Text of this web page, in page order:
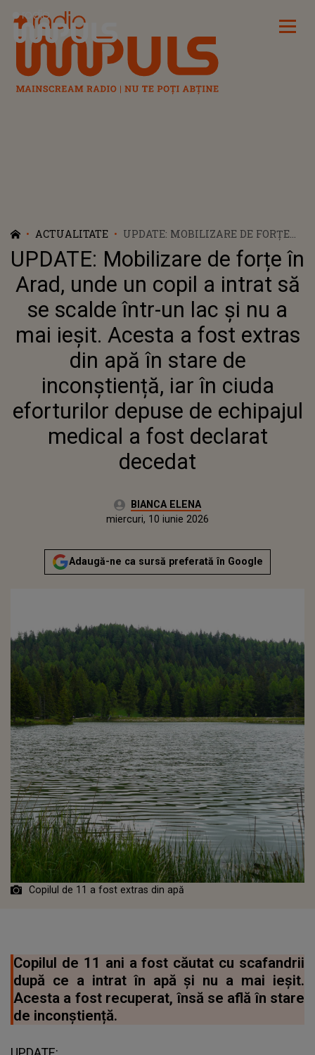
Radio Impuls
ACTUALITATE
UPDATE: MOBILIZARE DE FORȚE
ÎN ARAD, UNDE UN COPIL A
INTRAT SĂ SE SCALDE ÎNTR-UN
LAC ȘI NU A MAI IEȘIT. ACESTA A
FOST EXTRAS DIN APĂ ÎN STARE
DE INCONȘTIENȚĂ, IAR ÎN CIUDA
EFORTURILOR DEPUSE DE
ECHIPAJUL MEDICAL A FOST
DECLARAT DECEDAT
UPDATE: Mobilizare de forțe în
Arad, unde un copil a intrat să
se scalde într-un lac și nu a
mai ieșit. Acesta a fost extras
din apă în stare de
inconștiență, iar în ciuda
eforturilor depuse de echipajul
medical a fost declarat
decedat
Autor:BIANCA ELENA
miercuri, 10 iunie 2026Actualizat:
miercuri, 10 iunie 2026
Adaugă-ne ca sursă preferată în Google
Copilul de 11 a fost extras din apă
Copilul de 11 ani a fost căutat cu scafandrii
după ce a intrat în apă și nu a mai ieșit.
Acesta a fost recuperat, însă se află în stare
de inconștiență.